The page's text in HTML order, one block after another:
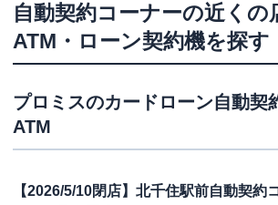
自動契約コーナーの近くの
ATM・ローン契約機を探す
プロミスのカードローン自動契
ATM
【2026/5/10閉店】北千住駅前自動契約